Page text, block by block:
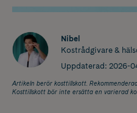
Nibel
Kostrådgivare &
Uppdaterad: 2026-
Artikeln berör kosttillskott.
Kosttillskott bör inte ersätta en varierad